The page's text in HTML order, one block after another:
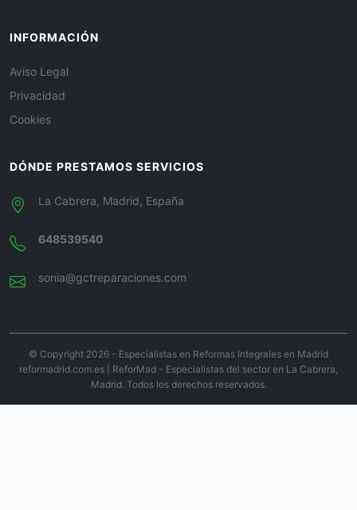
INFORMACIÓN
Aviso Legal
Privacidad
Cookies
DÓNDE PRESTAMOS SERVICIOS
La Cabrera, Madrid, España
648539540
sonia@gctreparaciones.com
© Copyright 2026 - Especialistas en Reformas Integrales en Madrid
reformadrid.com.es | ReforMad - Especialistas del sector en La Cabrera,
Madrid. Todos los derechos reservados.